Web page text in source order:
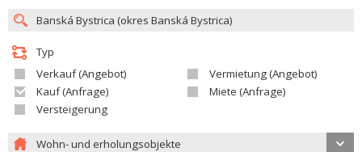
Typ
Verkauf (Angebot)
Vermietung (Angebot)
Kauf (Anfrage)
Miete (Anfrage)
Versteigerung
Wohn- und erholungsobjekte